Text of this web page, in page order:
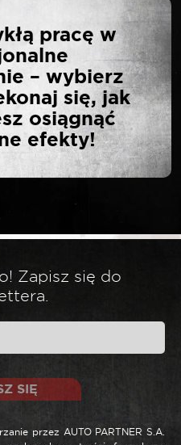
„LASER
DO
FORD
2000 R.”
opublikowany.
pracę w
– wybierz
się, jak
osiągnąć
efekty!
Zapisz się do
SIĘ
przez AUTO PARTNER S.A.